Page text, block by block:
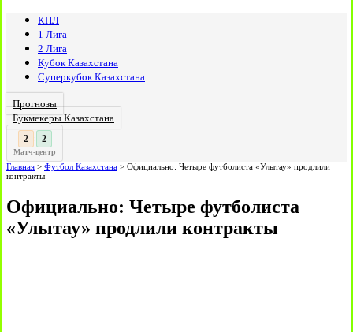
КПЛ
1 Лига
2 Лига
Кубок Казахстана
Суперкубок Казахстана
Прогнозы
Букмекеры Казахстана
3 : 2
Матч-центр
Главная > Футбол Казахстана > Официально: Четыре футболиста «Улытау» продлили
контракты
Официально: Четыре футболиста
«Улытау» продлили контракты